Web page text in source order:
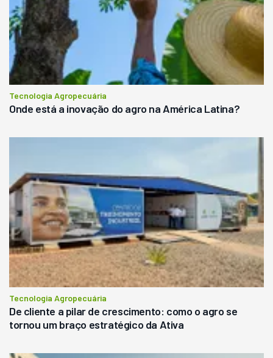
Tecnologia Agropecuária
Onde está a inovação do agro na América Latina?
Tecnologia Agropecuária
De cliente a pilar de crescimento: como o agro se
tornou um braço estratégico da Ativa